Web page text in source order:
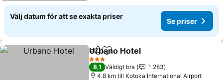
Välj datum för att se exakta priser
Se priser
Dela Lägg till i Mina Favoriter
Urbano Hotel
3 Stjärnor
8,1 Väldigt bra
1 283
4.8 km till Kotoka International Airport